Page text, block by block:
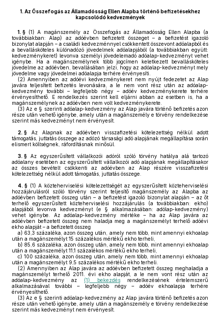
1. Az Összefogás az Államadósság Ellen Alapba történő befizetésekhez
kapcsolódó kedvezmények
1. § (1) A magánszemély az Összefogás az Államadósság Ellen Alapba (a
továbbiakban: Alap) az adóévben befizetett összeget – a befizetést igazoló
bizonylat alapján – a családi kedvezménnyel csökkentett összevont adóalapból és
a bevallásköteles különadózó jövedelmek adóalapjából (a továbbiakban együtt:
kedvezménykeret) levonva személyi jövedelemadó adóalap-kedvezményt vehet
igénybe. Ha a magánszemélynek több jogcímen keletkezett bevallásköteles
jövedelme az adóévben, bevallásában jelzi, hogy az adóalap-kedvezményt mely
jövedelme vagy jövedelmei adóalapja terhére érvényesíti.
(2) Amennyiben az adóévi kedvezménykeret nem nyújt fedezetet az Alap
javára teljesített befizetés levonására, a le nem vont rész után az adóalap-
kedvezmény további – legfeljebb négy – adóév kedvezménykerete terhére
érvényesíthető. E rendelkezés szerint kell eljárni abban az esetben is, ha a
magánszemélynek az adóévben nem volt kedvezménykerete.
(3) Az e § szerinti adóalap-kedvezmény az Alap javára történő befizetés azon
része után vehető igénybe, amely után a magánszemély e törvény rendelkezése
szerint más kedvezményt nem érvényesít.
2. § Az Alapnak az adóévben visszafizetési kötelezettség nélkül adott
támogatás, juttatás összege az adózó társasági adó alapjának megállapítása során
elismert költségnek, ráfordításnak minősül.
3. § Az egyszerűsített vállalkozói adóról szóló törvény hatálya alá tartozó
adóalany esetében az egyszerűsített vállalkozói adó alapjának megállapításakor
az összes bevételt csökkenti az adóévben az Alap részére visszafizetési
kötelezettség nélkül adott támogatás, juttatás összege.
4. § (1) A közteherviselési kötelezettségét az egyszerűsített közteherviselési
hozzájárulásról szóló törvény szerint teljesítő magánszemély az Alapba az
adóévben befizetett összeg után – a befizetést igazoló bizonylat alapján – az őt
terhelő egyszerűsített közteherviselési hozzájárulás (a továbbiakban: ekho)
alapjából levonva kedvezményt (e § alkalmazásában: adólap-kedvezmény)
vehet igénybe. Az adóalap-kedvezmény mértéke – ha az Alap javára az
adóévben befizetett összeg nem haladja meg a magánszemélyt terhelő adóévi
ekho alapját – a befizetett összeg
a) 63,3 százaléka, azon összeg után, amely nem több, mint amennyi ekhoalap
után a magánszemélyt 15 százalékos mértékű ekho terheli,
b) 85,6 százaléka, azon összeg után, amely nem több, mint amennyi ekhoalap
után a magánszemélyt 11,1 százalékos mértékű ekho terheli,
c) 100 százaléka, azon összeg után, amely nem több, mint amennyi ekhoalap
után a magánszemélyt 9,5 százalékos mértékű ekho terheli.
(2) Amennyiben az Alap javára az adóévben befizetett összeg meghaladja a
magánszemélyt terhelő 2011. évi ekho alapját, a le nem vont rész után az
adóalap-kedvezmény az (1) bekezdésrendelkezésének értelemszerű
alkalmazásával további – legfeljebb négy – adóév ekhoalapja terhére
érvényesíthető.
(3) Az e § szerinti adóalap-kedvezmény az Alap javára történő befizetés azon
része után vehető igénybe, amely után a magánszemély e törvény rendelkezése
szerint más kedvezményt nem érvényesít.